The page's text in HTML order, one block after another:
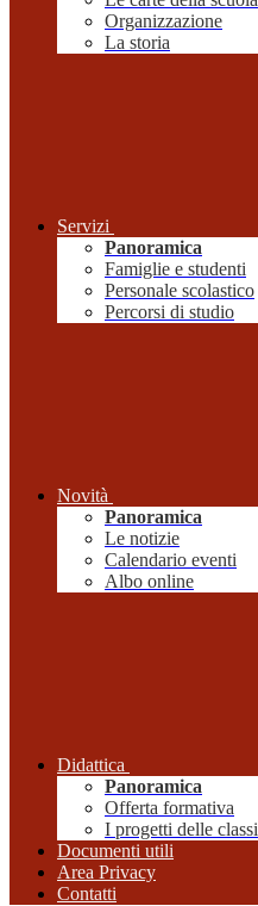
Organizzazione
La storia
Servizi
Panoramica
Famiglie e studenti
Personale scolastico
Percorsi di studio
Novità
Panoramica
Le notizie
Calendario eventi
Albo online
Didattica
Panoramica
Offerta formativa
I progetti delle classi
Documenti utili
Area Privacy
Contatti